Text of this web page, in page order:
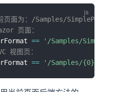
面为：/Samples/
页面：
==
'/Samples/
视图页：
== '/Samples/